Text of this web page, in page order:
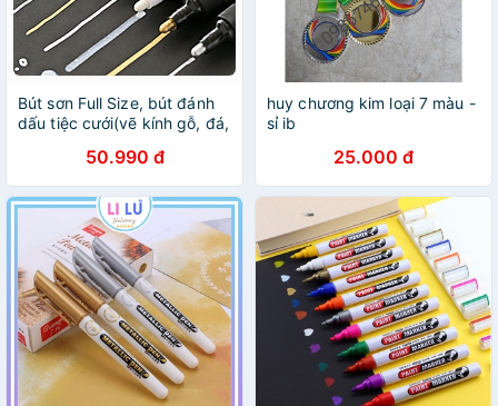
Bút sơn Full Size, bút đánh
dấu tiệc cưới(vẽ kính gỗ, đá,
50.990 đ
huy chương kim loại 7 màu -
sỉ ib
25.000 đ